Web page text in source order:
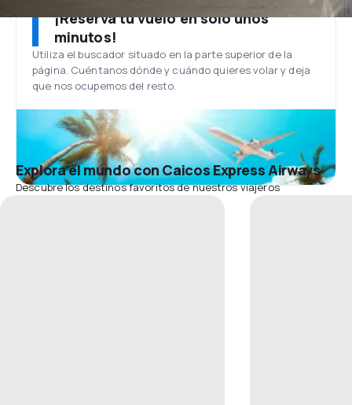
¡Reserva tu vuelo en solo unos
minutos!
Utiliza el buscador situado en la parte superior de la
página. Cuéntanos dónde y cuándo quieres volar y deja
que nos ocupemos del resto.
Explora el mundo con Caicos Express Airways
Descubre los destinos favoritos de nuestros viajeros